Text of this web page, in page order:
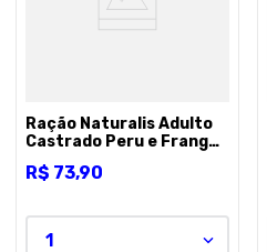
Ração Naturalis Adulto
Castrado Peru e Frango
R$ 73,90
1